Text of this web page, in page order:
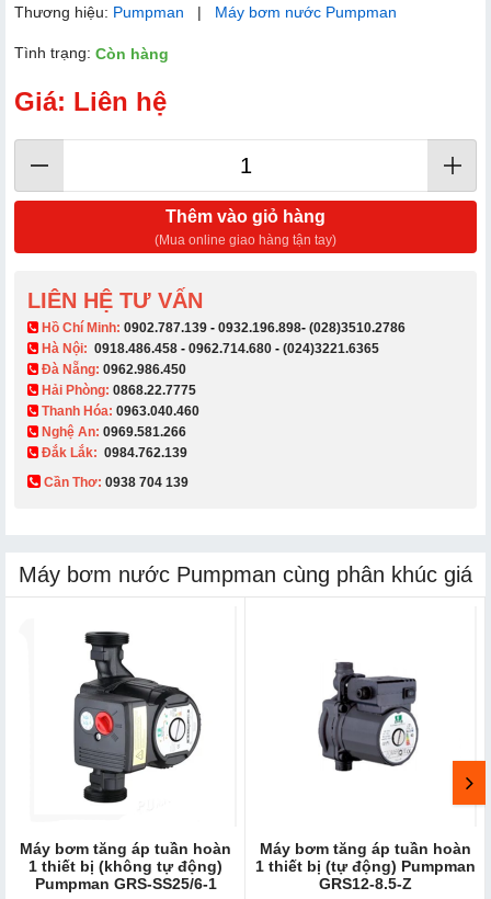
Thương hiệu: Pumpman | Máy bơm nước Pumpman
Tình trạng: Còn hàng
Giá: Liên hệ
Thêm vào giỏ hàng
(Mua online giao hàng tận tay)
LIÊN HỆ TƯ VẤN
​ Hồ Chí Minh: 0902.787.139 - 0932.196.898- (028)3510.2786
Hà Nội: 0918.486.458 - 0962.714.680 - (024)3221.6365
Đà Nẵng: 0962.986.450
Hải Phòng: 0868.22.7775
Thanh Hóa: 0963.040.460
Nghệ An: 0969.581.266
Đắk Lắk: 0984.762.139
Cần Thơ: 0938 704 139​
Máy bơm nước Pumpman cùng phân khúc giá
Máy bơm tăng áp tuần hoàn
1 thiết bị (không tự động)
Pumpman GRS-SS25/6-1
Máy bơm tăng áp tuần hoàn
1 thiết bị (tự độn​g) Pumpman
GRS12-8.5-Z